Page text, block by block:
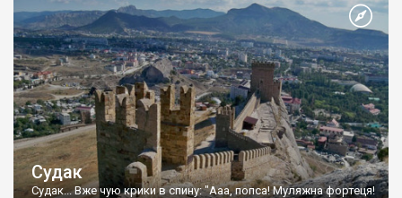
Судак
Судак... Вже чую крики в спину: "Ааа, попса! Муляжна фортеця!